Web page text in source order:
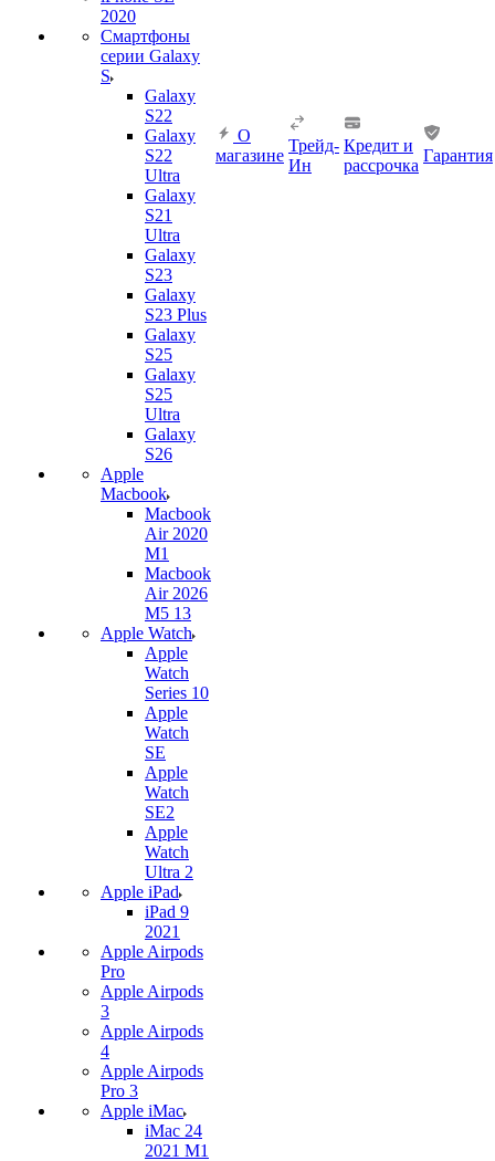
2020
Смартфоны
серии Galaxy
S
Galaxy
S22
Galaxy
S22
Ultra
Galaxy
S21
Ultra
Galaxy
S23
Galaxy
S23 Plus
Galaxy
S25
Galaxy
S25
Ultra
Galaxy
S26
Apple
Macbook
Macbook
Air 2020
M1
Macbook
Air 2026
M5 13
Apple Watch
Apple
Watch
Series 10
Apple
Watch
SE
Apple
Watch
SE2
Apple
Watch
Ultra 2
Apple iPad
iPad 9
2021
Apple Airpods
Pro
Apple Airpods
3
Apple Airpods
4
Apple Airpods
Pro 3
Apple iMac
iMac 24
2021 M1
О
магазине
Трейд-
Ин
Кредит и
рассрочка
Гарантия